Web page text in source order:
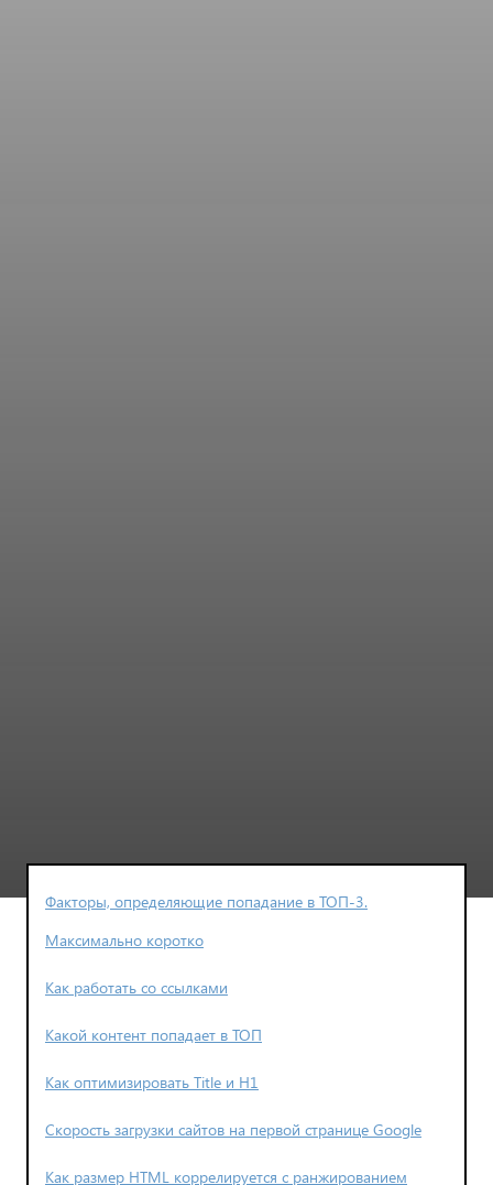
Факторы, определяющие попадание в ТОП-3.
Максимально коротко
Как работать со ссылками
Какой контент попадает в ТОП
Как оптимизировать Title и H1
Скорость загрузки сайтов на первой странице Google
Как размер HTML коррелируется с ранжированием